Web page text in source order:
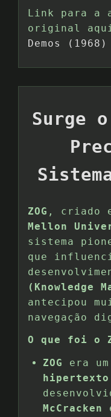
Link para a
original
Demos
Surge o
ZOG , criado
Mellon
sistema
que
(Knowledge
antecipou
navegação
O que foi o
ZOG
era
hipertexto
McCracken